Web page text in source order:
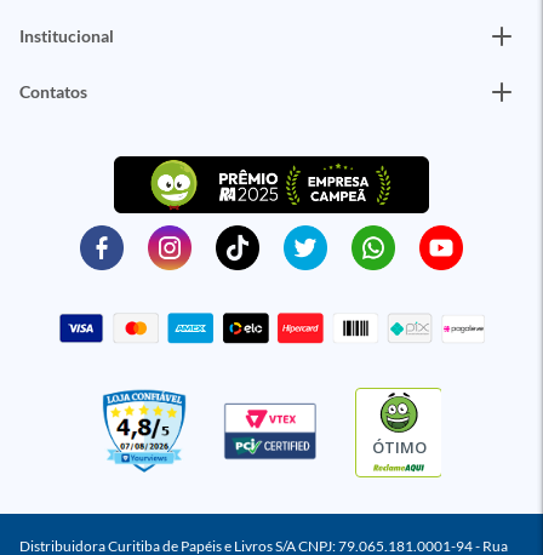
Institucional
Contatos
ÓTIMO
Distribuidora Curitiba de Papéis e Livros S/A CNPJ: 79.065.181.0001-94 - Rua